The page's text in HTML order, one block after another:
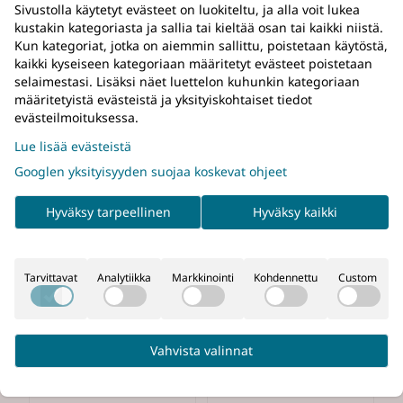
Sivustolla käytetyt evästeet on luokiteltu, ja alla voit lukea
kustakin kategoriasta ja sallia tai kieltää osan tai kaikki niistä.
Kun kategoriat, jotka on aiemmin sallittu, poistetaan käytöstä,
kaikki kyseiseen kategoriaan määritetyt evästeet poistetaan
selaimestasi. Lisäksi näet luettelon kuhunkin kategoriaan
määritetyistä evästeistä ja yksityiskohtaiset tiedot
evästeilmoituksessa.
Lue lisää evästeistä
Googlen yksityisyyden suojaa koskevat ohjeet
Hyväksy tarpeellinen Hyväksy kaikki
Tarvittavat Analytiikka Markkinointi Kohdennettu Custom
Vahvista valinnat